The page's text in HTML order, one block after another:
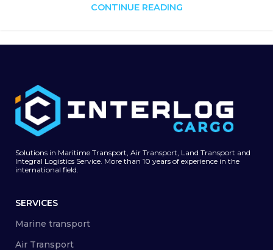
CONTINUE READING
Solutions in Maritime Transport, Air Transport, Land Transport and
Integral Logistics Service. More than 10 years of experience in the
international field.
SERVICES
Marine transport
Air Transport